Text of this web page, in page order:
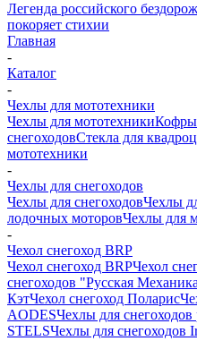
Легенда российского
покоряет стихии
Главная
-
Каталог
-
Чехлы для мототехники
Чехлы для мототехникиКофры
снегоходовСтекла для
мототехники
-
Чехлы для снегоходов
Чехлы для снегоходовЧехлы
лодочных моторовЧехлы для
-
Чехол снегоход BRP
Чехол снегоход BRPЧехол
снегоходов "Русская
КэтЧехол снегоход Поларис
AODESЧехлы для снегоходов
STELSЧехлы для снегоходов